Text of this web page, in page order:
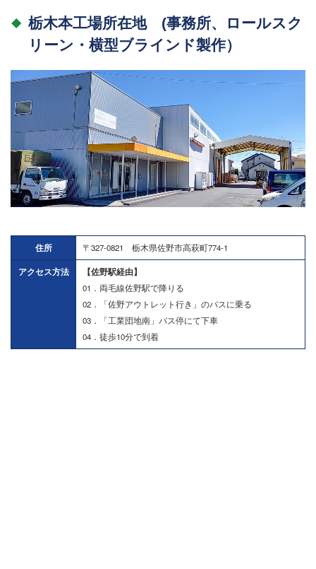
栃木本工場所在地 (事務所、ロールスク
リーン・横型ブラインド製作）
住所 〒327-0821 栃木県佐野市高萩町774-1
アクセス方法 【佐野駅経由】
01．両毛線佐野駅で降りる
02．「佐野アウトレット行き」のバスに乗る
03．「工業団地南」バス停にて下車
04．徒歩10分で到着